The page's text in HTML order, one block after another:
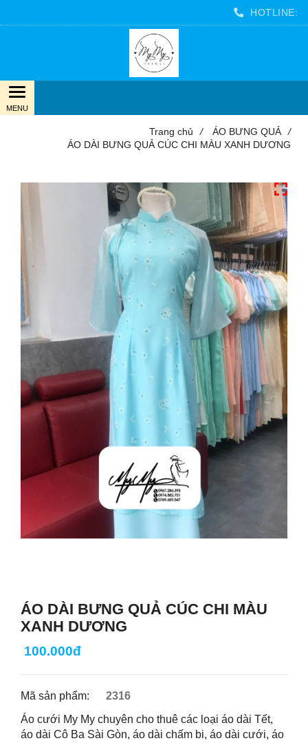
HOTLINE:
Trang chủ / ÁO BƯNG QUẢ
/
ÁO DÀI BƯNG QUẢ CÚC CHI MÀU XANH DƯƠNG
ÁO DÀI BƯNG QUẢ CÚC CHI MÀU
XANH DƯƠNG
100.000đ
Mã sản phẩm:
2316
Áo cưới My My chuyên cho thuê các loại áo dài Tết,
áo dài Cô Ba Sài Gòn, áo dài chấm bi, áo dài cưới, áo